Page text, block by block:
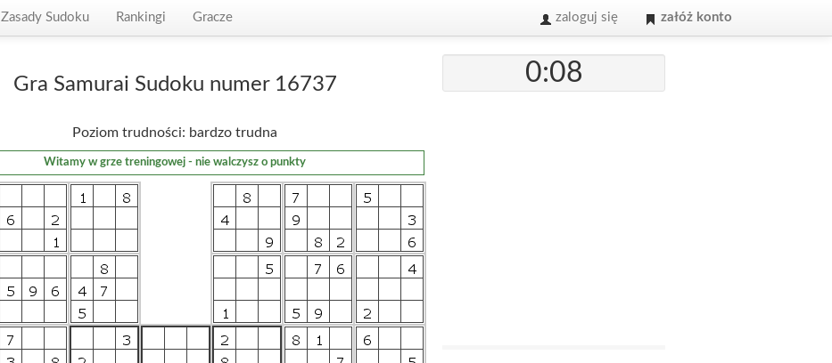
Zasady Sudoku Rankingi Gracze zaloguj się załóż konto
Gra Samurai Sudoku numer 16737
Poziom trudności: bardzo trudna
Witamy w grze treningowej - nie walczysz o punkty
0:08